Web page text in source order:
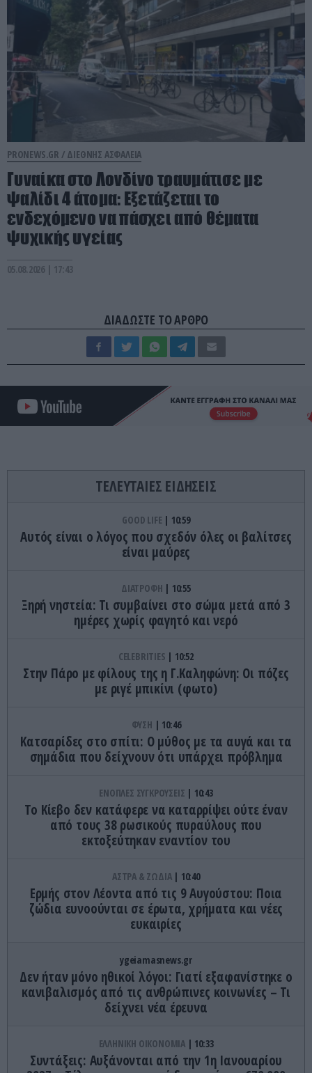
PRONEWS.GR / ΔΙΕΘΝΗΣ ΑΣΦΑΛΕΙΑ
Γυναίκα στο Λονδίνο τραυμάτισε με
ψαλίδι 4 άτομα: Εξετάζεται το
ενδεχόμενο να πάσχει από θέματα
ψυχικής υγείας
05.08.2026 | 17:43
ΔΙΑΔΩΣΤΕ ΤΟ ΑΡΘΡΟ
ΤΕΛΕΥΤΑΙΕΣ ΕΙΔΗΣΕΙΣ
GOOD LIFE 10:59
Αυτός είναι ο λόγος που σχεδόν όλες οι βαλίτσες
είναι μαύρες
ΔΙΑΤΡΟΦΗ 10:55
Ξηρή νηστεία: Τι συμβαίνει στο σώμα μετά από 3
ημέρες χωρίς φαγητό και νερό
CELEBRITIES 10:52
Στην Πάρο με φίλους της η Γ.Καληφώνη: Οι πόζες
με ριγέ μπικίνι (φωτο)
ΦΥΣΗ 10:46
Κατσαρίδες στο σπίτι: Ο μύθος με τα αυγά και τα
σημάδια που δείχνουν ότι υπάρχει πρόβλημα
ΕΝΟΠΛΕΣ ΣΥΓΚΡΟΥΣΕΙΣ 10:43
Το Κίεβο δεν κατάφερε να καταρρίψει ούτε έναν
από τους 38 ρωσικούς πυραύλους που
εκτοξεύτηκαν εναντίον του
ΑΣΤΡΑ & ΖΩΔΙΑ 10:40
Ερμής στον Λέοντα από τις 9 Αυγούστου: Ποια
ζώδια ευνοούνται σε έρωτα, χρήματα και νέες
ευκαιρίες
ygeiamasnews.gr
Δεν ήταν μόνο ηθικοί λόγοι: Γιατί εξαφανίστηκε ο
κανιβαλισμός από τις ανθρώπινες κοινωνίες – Τι
δείχνει νέα έρευνα
ΕΛΛΗΝΙΚΗ ΟΙΚΟΝΟΜΙΑ 10:33
Συντάξεις: Αυξάνονται από την 1η Ιανουαρίου